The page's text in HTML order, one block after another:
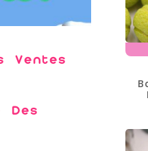
Ventes
Des